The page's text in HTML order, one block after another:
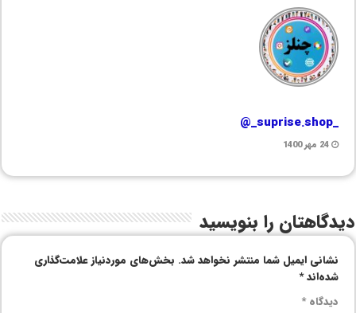
_suprise.shop_@
24 مهر 1400
دیدگاهتان را بنویسید
نشانی ایمیل شما منتشر نخواهد شد. بخش‌های موردنیاز علامت‌گذاری
شده‌اند*
دیدگاه*